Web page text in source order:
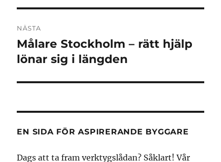
NÄSTA
Nästa
inlägg:
Målare Stockholm – rätt hjälp
lönar sig i längden
EN SIDA FÖR ASPIRERANDE BYGGARE
Dags att ta fram verktygslådan? Såklart! Vår